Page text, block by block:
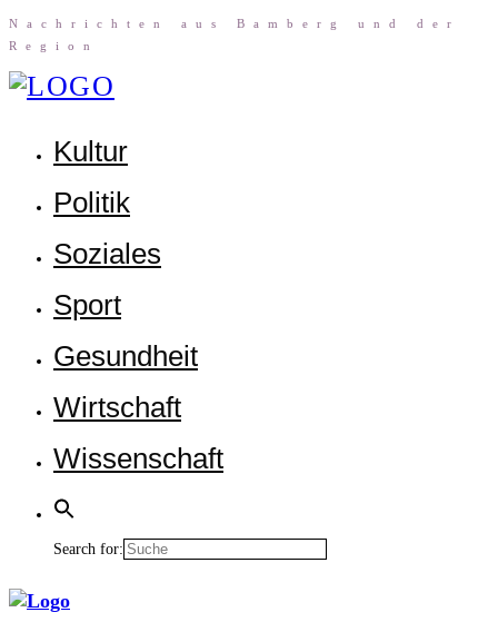
Nach­rich­ten aus Bam­berg und der
Region
Kul­tur
Poli­tik
Sozia­les
Sport
Gesund­heit
Wirt­schaft
Wis­sen­schaft
Search for: